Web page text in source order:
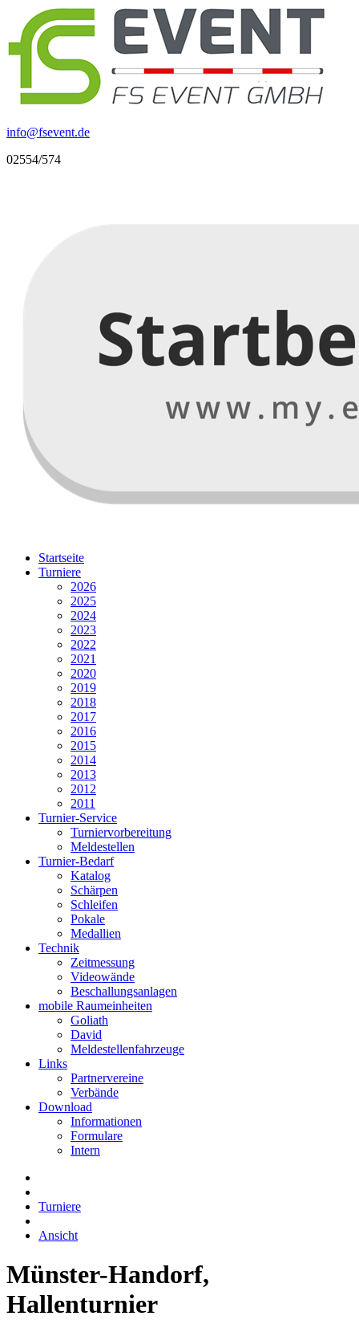
info@fsevent.de
02554/574
Startseite
Turniere
2026
2025
2024
2023
2022
2021
2020
2019
2018
2017
2016
2015
2014
2013
2012
2011
Turnier-Service
Turniervorbereitung
Meldestellen
Turnier-Bedarf
Katalog
Schärpen
Schleifen
Pokale
Medallien
Technik
Zeitmessung
Videowände
Beschallungsanlagen
mobile Raumeinheiten
Goliath
David
Meldestellenfahrzeuge
Links
Partnervereine
Verbände
Download
Informationen
Formulare
Intern
Turniere
Ansicht
Münster-Handorf,
Hallenturnier